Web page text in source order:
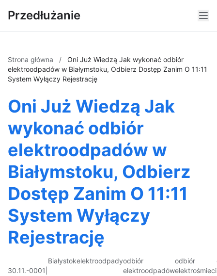
Przedłużanie
Strona główna /
Oni Już Wiedzą Jak wykonać odbiór
elektroodpadów w Białymstoku, Odbierz Dostęp Zanim O 11:11
System Wyłączy Rejestrację
Oni Już Wiedzą Jak
wykonać odbiór
elektroodpadów w
Białymstoku, Odbierz
Dostęp Zanim O 11:11
System Wyłączy
Rejestrację
30.11.-0001
Białystokelektroodpadyodbiór
elektroodpadów
odbiór
elektrośmieci